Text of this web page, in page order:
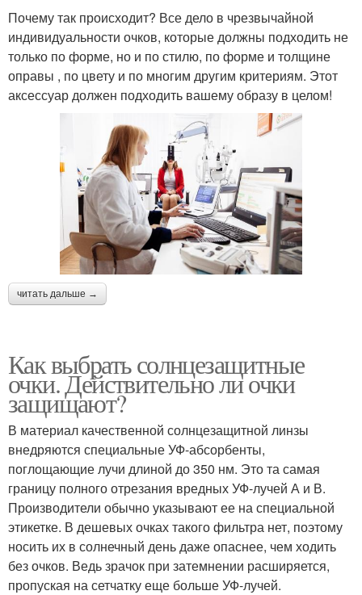
Почему так происходит? Все дело в чрезвычайной
индивидуальности очков, которые должны подходить не
только по форме, но и по стилю, по форме и толщине
оправы , по цвету и по многим другим критериям. Этот
аксессуар должен подходить вашему образу в целом!
читать дальше →
Как выбрать солнцезащитные
очки. Действительно ли очки
защищают?
В материал качественной солнцезащитной линзы
внедряются специальные УФ-абсорбенты,
поглощающие лучи длиной до 350 нм. Это та самая
границу полного отрезания вредных УФ-лучей А и В.
Производители обычно указывают ее на специальной
этикетке. В дешевых очках такого фильтра нет, поэтому
носить их в солнечный день даже опаснее, чем ходить
без очков. Ведь зрачок при затемнении расширяется,
пропуская на сетчатку еще больше УФ-лучей.